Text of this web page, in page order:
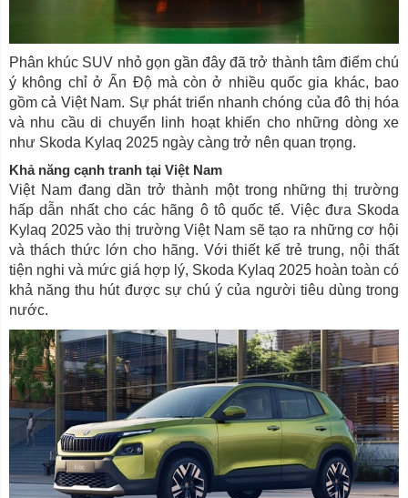
Phân khúc SUV nhỏ gọn gần đây đã trở thành tâm điểm chú
ý không chỉ ở Ấn Độ mà còn ở nhiều quốc gia khác, bao
gồm cả Việt Nam. Sự phát triển nhanh chóng của đô thị hóa
và nhu cầu di chuyển linh hoạt khiến cho những dòng xe
như Skoda Kylaq 2025 ngày càng trở nên quan trọng.
Khả năng cạnh tranh tại Việt Nam
Việt Nam đang dần trở thành một trong những thị trường
hấp dẫn nhất cho các hãng ô tô quốc tế. Việc đưa Skoda
Kylaq 2025 vào thị trường Việt Nam sẽ tạo ra những cơ hội
và thách thức lớn cho hãng. Với thiết kế trẻ trung, nội thất
tiện nghi và mức giá hợp lý, Skoda Kylaq 2025 hoàn toàn có
khả năng thu hút được sự chú ý của người tiêu dùng trong
nước.